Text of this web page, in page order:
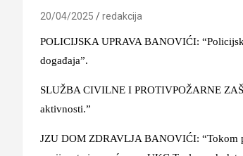
20/04/2025 redakcija
POLICIJSKA UPRAVA BANOVIĆI:
događaja”.
SLUŽBA CIVILNE I PROTIVPOŽARNE
aktivnosti.”
JZU DOM ZDRAVLJA BANOVIĆI: “Tokom